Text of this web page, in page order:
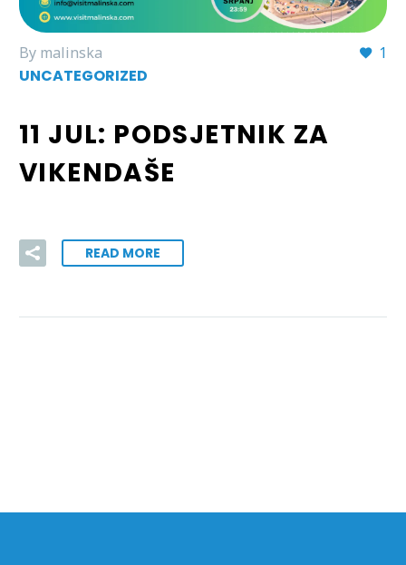
1
By malinska
UNCATEGORIZED
11 JUL: PODSJETNIK ZA
VIKENDAŠE
READ MORE